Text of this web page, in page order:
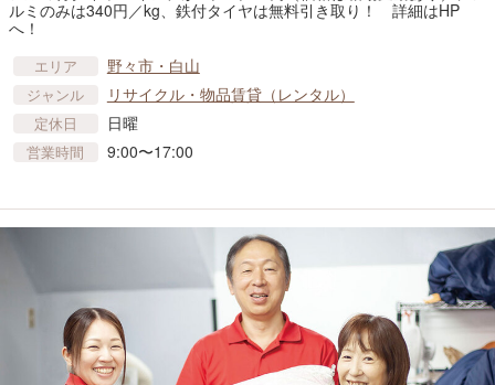
ルミのみは340円／kg、鉄付タイヤは無料引き取り！ 詳細はHP
へ！
エリア 野々市・白山
ジャンル リサイクル・物品賃貸​（レンタル）
定休日 日曜
営業時間 9:00〜17:00